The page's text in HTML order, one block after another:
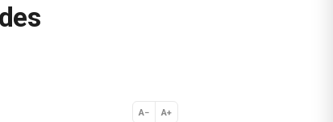
A− A+
Normal